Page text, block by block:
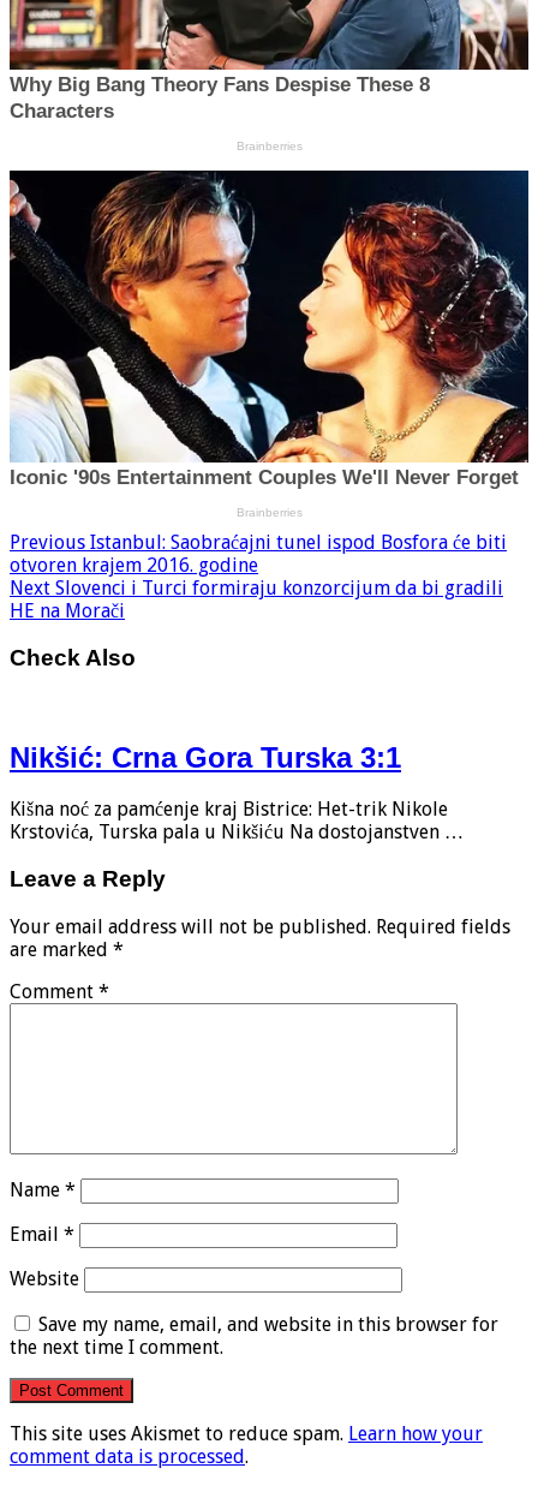
Previous Istanbul: Saobraćajni tunel ispod Bosfora će biti
otvoren krajem 2016. godine
Next Slovenci i Turci formiraju konzorcijum da bi gradili
HE na Morači
Check Also
Nikšić: Crna Gora Turska 3:1
Kišna noć za pamćenje kraj Bistrice: Het-trik Nikole
Krstovića, Turska pala u Nikšiću Na dostojanstven …
Leave a Reply
Your email address will not be published. Required fields
are marked *
Comment *
Name *
Email *
Website
Save my name, email, and website in this browser for
the next time I comment.
This site uses Akismet to reduce spam. Learn how your
comment data is processed.